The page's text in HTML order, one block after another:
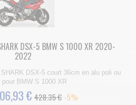
DSX-5 BMW S 1000 XR 2020-
2022
DSX-5 court 36cm en alu poli ou
pour BMW S 1000 XR
€ 428.35 € -5%